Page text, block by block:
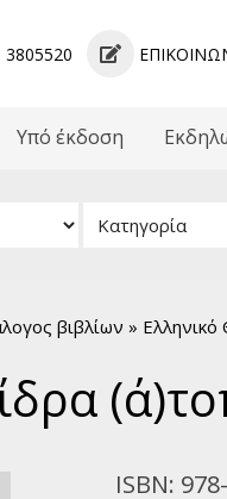
3805520
Υπό έκδοση
βιβλίων » Ελληνικό
ISBN: